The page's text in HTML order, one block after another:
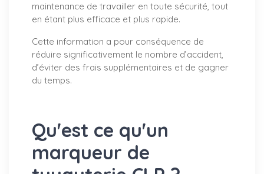
maintenance de travailler en toute sécurité, tout
en étant plus efficace et plus rapide.
Cette information a pour conséquence de
réduire significativement le nombre d’accident,
d’éviter des frais supplémentaires et de gagner
du temps.
Qu'est ce qu'un
marqueur de